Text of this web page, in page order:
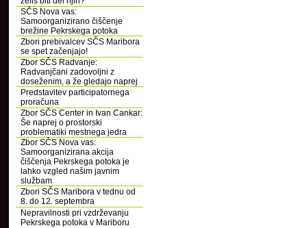
SČS Nova vas:
Samoorganizirano čiščenje
brežine Pekrskega potoka
Zbori prebivalcev SČS Maribora
se spet začenjajo!
Zbor SČS Radvanje:
Radvanjčani zadovoljni z
doseženim, a že gledajo naprej
Predstavitev participatornega
proračuna
Zbor SČS Center in Ivan Cankar:
Še naprej o prostorski
problematiki mestnega jedra
Zbor SČS Nova vas:
Samoorganizirana akcija
čiščenja Pekrskega potoka je
lahko vzgled našim javnim
službam
Zbori SČS Maribora v tednu od
8. do 12. septembra
Nepravilnosti pri vzdrževanju
Pekrskega potoka v Mariboru